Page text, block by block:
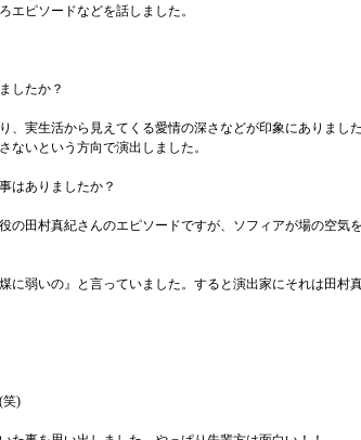
エピソードなどを話しました。
したか？
実生活から見えてくる愛情の深さなどが印象にありまし
ないという方向で演出しました。
はありましたか？
の田村真紀さんのエピソードですが、ソフィアが場の空気
に弱いの』と言っていました。すると演出家にそれは田村
笑)